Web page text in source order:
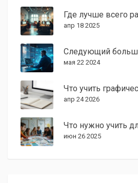
апр 18 2025
мая 22 2024
апр 24 2026
июн 26 2025